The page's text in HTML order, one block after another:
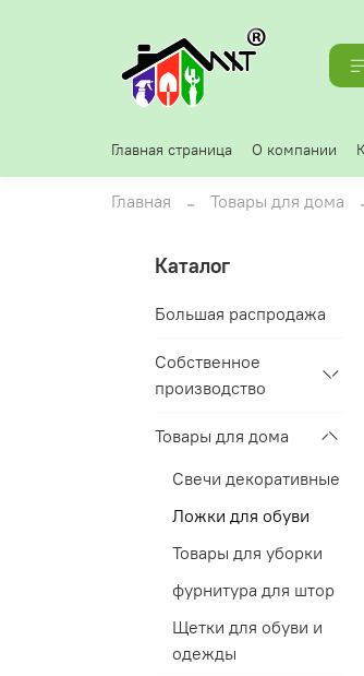
Главная страница О компании
Главная Товары для дома
Каталог
Большая распродажа
Собственное
производство
Товары для дома
Свечи декоративные
Ложки для обуви
Товары для уборки
фурнитура для штор
Щетки для обуви и
одежды